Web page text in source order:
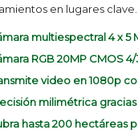
en lugares clave.
multiespectral 4 x 5
RGB 20MP CMOS
video en 1080p
milimétrica
hasta 200 hectáreas